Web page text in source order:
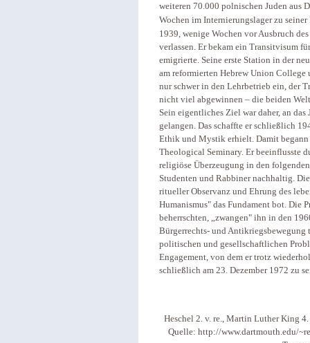
weiteren 70.000 polnischen Juden aus
Wochen im Internierungslager zu
1939, wenige Wochen vor Ausbruch
verlassen. Er bekam ein Transitvisum
emigrierte. Seine erste Station in der
am reformierten Hebrew Union
nur schwer in den Lehrbetrieb ein, der
nicht viel abgewinnen – die beiden
Sein eigentliches Ziel war daher, an
gelangen. Das schaffte er schließlich
Ethik und Mystik erhielt. Damit begann
Theological Seminary. Er beeinflusste
religiöse Überzeugung in den
Studenten und Rabbiner nachhaltig.
ritueller Observanz und Ehrung des
Humanismus" das Fundament bot. Die
beherrschten, „zwangen" ihn in den
Bürgerrechts- und
politischen und gesellschaftlichen
Engagement, von dem er trotz
schließlich am 23. Dezember 1972 zu
Heschel 2. v. re., Martin Luther King
Quelle: http://www.dartmouth.edu/